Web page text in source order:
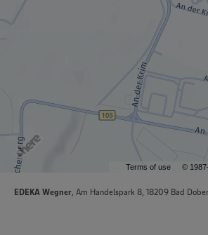
Terms of use ©
EDEKA Wegner, Am Handelspark 8, 18209 Bad